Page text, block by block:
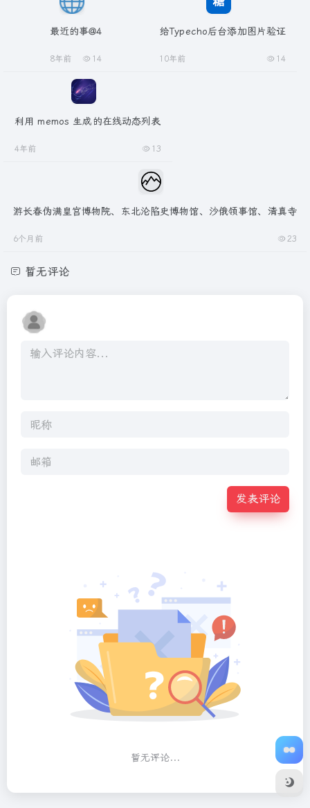
最近的事@4
8年前 14
给Typecho后台添加图片验证
10年前 14
利用 memos 生成的在线动态列表
4年前 13
游长春伪满皇宫博物院、东北沦陷史博物馆、沙俄领事馆、清真寺
6个月前 23
暂无评论
发表评论
暂无评论...